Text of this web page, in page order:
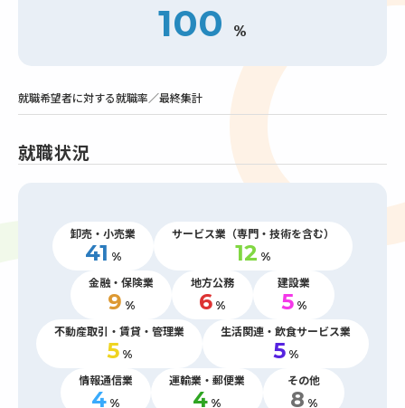
100 %
就職希望者に対する就職率／最終集計
就職状況
卸売・小売業
41 %
サービス業（専門・技術を含む）
12 %
金融・保険業
9 %
地方公務
6 %
建設業
5 %
不動産取引・賃貸・管理業
5 %
生活関連・飲食サービス業
5 %
情報通信業
4 %
運輸業・郵便業
4 %
その他
8 %